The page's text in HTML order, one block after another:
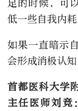
足的时候，可
低一些自我内
如果一直暗示
会形成消极认
首都医科大学
主任医师刘竞